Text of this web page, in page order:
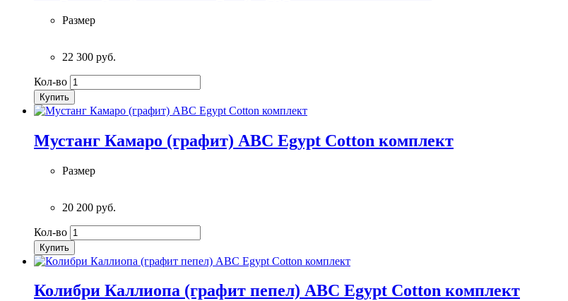
Размер
22 300 руб.
Кол-во
Купить
Мустанг Камаро (графит) ABC Egypt Cotton комплект
Размер
20 200 руб.
Кол-во
Купить
Колибри Каллиопа (графит пепел) ABC Egypt Cotton комплект